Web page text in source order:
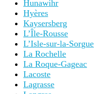
Hunawihr
Hyères
Kaysersberg
L’Île-Rousse
L’Isle-sur-la-Sorgue
La Rochelle
La Roque-Gageac
Lacoste
Lagrasse